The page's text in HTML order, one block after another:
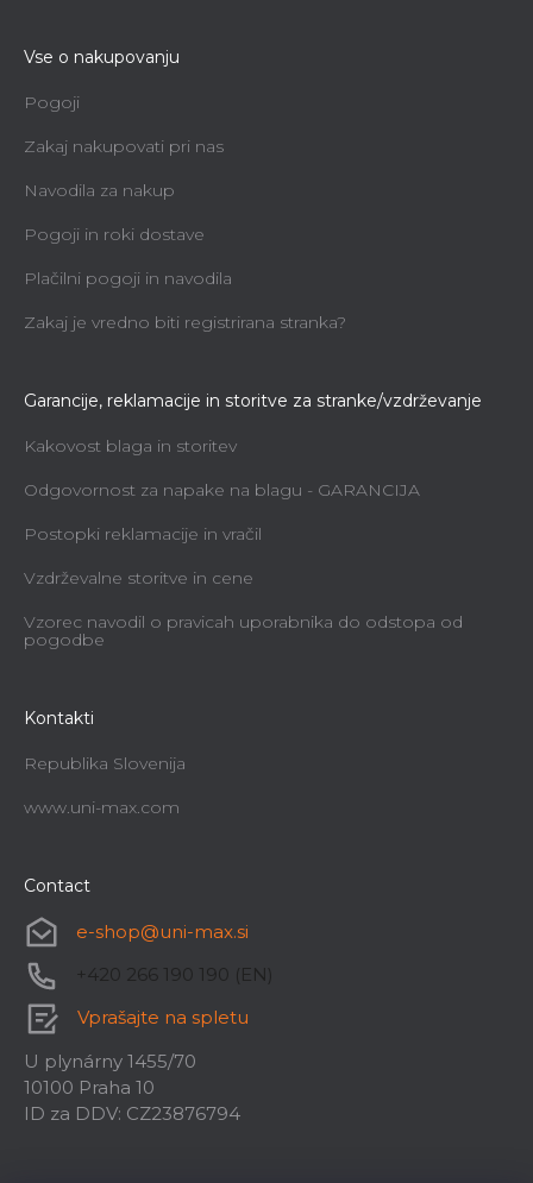
Vse o nakupovanju
Pogoji
Zakaj nakupovati pri nas
Navodila za nakup
Pogoji in roki dostave
Plačilni pogoji in navodila
Zakaj je vredno biti registrirana stranka?
Garancije, reklamacije in storitve za stranke/vzdrževanje
Kakovost blaga in storitev
Odgovornost za napake na blagu - GARANCIJA
Postopki reklamacije in vračil
Vzdrževalne storitve in cene
Vzorec navodil o pravicah uporabnika do odstopa od
pogodbe
Kontakti
Republika Slovenija
www.uni-max.com
Contact
e-shop@uni-max.si
+420 266 190 190 (EN)
Vprašajte na spletu
U plynárny 1455/70
10100 Praha 10
ID za DDV: CZ23876794